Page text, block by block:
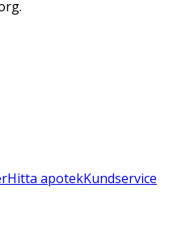
Hitta apotekKundservice